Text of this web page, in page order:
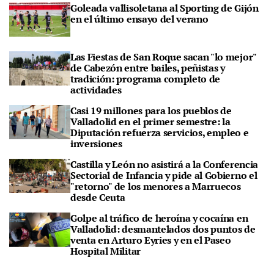
Goleada vallisoletana al Sporting de Gijón
en el último ensayo del verano
Las Fiestas de San Roque sacan "lo mejor"
de Cabezón entre bailes, peñistas y
tradición: programa completo de
actividades
Casi 19 millones para los pueblos de
Valladolid en el primer semestre: la
Diputación refuerza servicios, empleo e
inversiones
Castilla y León no asistirá a la Conferencia
Sectorial de Infancia y pide al Gobierno el
"retorno" de los menores a Marruecos
desde Ceuta
Golpe al tráfico de heroína y cocaína en
Valladolid: desmantelados dos puntos de
venta en Arturo Eyries y en el Paseo
Hospital Militar